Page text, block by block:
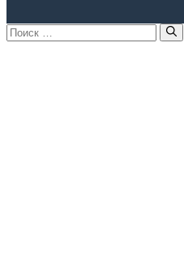
Поиск: